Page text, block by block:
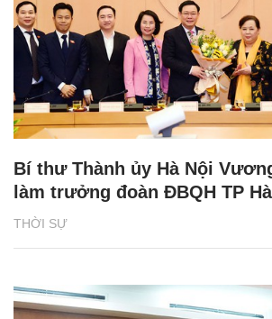
THỜI SỰ
Bí thư Thành ủy Hà Nội
làm trưởng đoàn ĐBQH TP